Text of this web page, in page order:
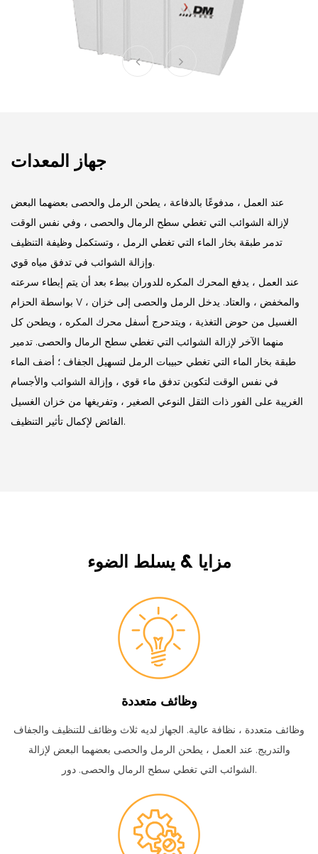
جهاز المعدات
عند العمل ، مدفوعًا بالدفاعة ، يطحن الرمل والحصى بعضهما البعض
لإزالة الشوائب التي تغطي سطح الرمال والحصى ، وفي نفس الوقت
تدمر طبقة بخار الماء التي تغطي الرمل ، وتستكمل وظيفة التنظيف
وإزالة الشوائب في تدفق مياه قوي.
عند العمل ، يدفع المحرك المكره للدوران ببطء بعد أن يتم إبطاء سرعته
بواسطة الحزام V ، والمخفض ، والعتاد. يدخل الرمل والحصى إلى خزان
الغسيل من حوض التغذية ، ويتدحرج أسفل محرك المكره ، ويطحن كل
منهما الآخر لإزالة الشوائب التي تغطي سطح الرمال والحصى. تدمير
طبقة بخار الماء التي تغطي حبيبات الرمل لتسهيل الجفاف ؛ أضف الماء
في نفس الوقت لتكوين تدفق ماء قوي ، وإزالة الشوائب والأجسام
الغريبة على الفور ذات الثقل النوعي الصغير ، وتفريغها من خزان الغسيل
الفائض لإكمال تأثير التنظيف.
مزايا & يسلط الضوء
وظائف متعددة
وظائف متعددة ، نظافة عالية. الجهاز لديه ثلاث وظائف للتنظيف والجفاف
والتدريج. عند العمل ، يطحن الرمل والحصى بعضهما البعض لإزالة
الشوائب التي تغطي سطح الرمال والحصى.دور.